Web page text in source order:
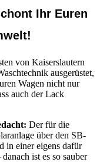
Ihr Euren
von Kaiserslautern
ausgerüstet,
Wagen nicht nur
auch der Lack
Der für die
über den SB-
in einer eigens dafür
ist es so sauber